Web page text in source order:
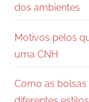
dos ambientes
Motivos pelos
uma CNH
Como as